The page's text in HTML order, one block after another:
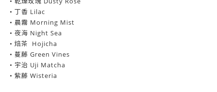
• 丁香 Lilac
• 晨霧 Morning Mist
• 夜海 Night Sea
• 焙茶 Hojicha
• 蔓藤 Green Vines
• 宇治 Uji Matcha
• 紫藤 Wisteria